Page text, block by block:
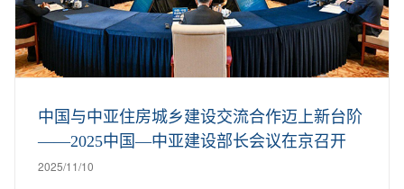
中国与中亚住房城乡建设交流合作迈上新台阶
——2025中国—中亚建设部长会议在京召开
2025/11/10